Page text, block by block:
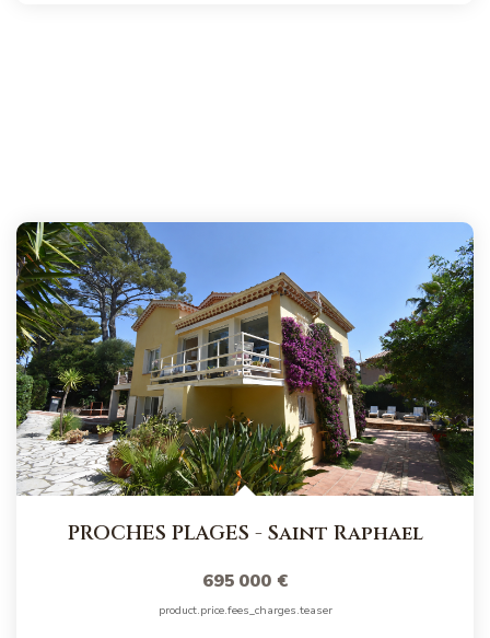
PROCHES PLAGES - Saint Raphael
695 000 €
product.price.fees_charges.teaser